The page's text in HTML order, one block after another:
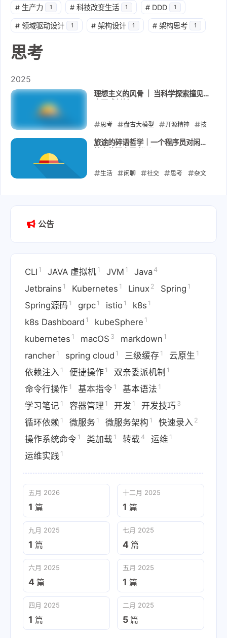
# 生产力 1 # 科技改变生活 1 # DDD 1
# 领域驱动设计 1 # 架构设计 1 # 架构思考 1
思考
2025
理想主义的风骨 ｜ 当科学探索撞见
思考 盘古大模型 开源精神 技
术剽窃 中国技术环境
旅途的碎语哲学｜一个程序员对闲聊
生活 闲聊 社交 思考 杂文
公告
CLI 1 JAVA 虚拟机 1 JVM 1 Java 4
Jetbrains 1 Kubernetes 1 Linux 2 Spring 1
Spring源码 1 grpc 1 istio 1 k8s 1
k8s Dashboard 1 kubeSphere 1
kubernetes 1 macOS 3 markdown 1
rancher 1 spring cloud 1 三级缓存 1 云原生 1
依赖注入 1 便捷操作 1 双亲委派机制 1
命令行操作 1 基本指令 1 基本语法 1
学习笔记 1 容器管理 1 开发 1 开发技巧 3
循环依赖 1 微服务 1 微服务架构 1 快速录入 2
操作系统命令 1 类加载 1 转载 4 运维 1
运维实践 1
五月 2026
1 篇
十二月 2025
1 篇
九月 2025
1 篇
七月 2025
4 篇
六月 2025
4 篇
五月 2025
1 篇
四月 2025
1 篇
二月 2025
5 篇